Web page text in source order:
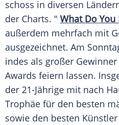
schoss in diversen
der Charts. " What Do You
außerdem mehrfach mit
ausgezeichnet. Am
indes als großer
Awards feiern lassen.
der 21-Jährige mit nach
Trophäe für den besten
sowie den besten